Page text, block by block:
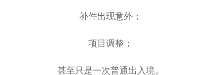
补件出现意外；
项目调整；